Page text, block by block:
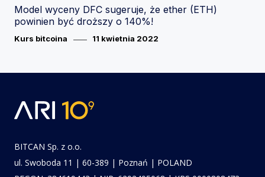
Model wyceny DFC sugeruje, że ether (ETH)
powinien być droższy o 140%!
Category
Kurs bitcoina
Posted
11 kwietnia 2022
BITCAN Sp. z o.o.
ul. Swoboda 11 | 60-389 | Poznań | POLAND